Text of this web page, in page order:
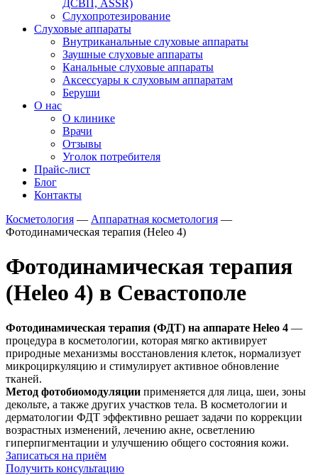
ДСВП, ASSR)
Слухопротезирование
Слуховые аппараты
Внутриканальные слуховые аппараты
Заушные слуховые аппараты
Канальные слуховые аппараты
Аксессуары к слуховым аппаратам
Беруши
О нас
О клинике
Врачи
Отзывы
Уголок потребителя
Прайс-лист
Блог
Контакты
Косметология — Аппаратная косметология —
Фотодинамическая терапия (Heleo 4)
Фотодинамическая терапия
(Heleo 4) в Севастополе
Фотодинамическая терапия (ФДТ) на аппарате Heleo 4 —
процедура в косметологии, которая мягко активирует
природные механизмы восстановления клеток, нормализует
микроциркуляцию и стимулирует активное обновление
тканей.
Метод фотобиомодуляции применяется для лица, шеи, зоны
декольте, а также других участков тела. В косметологии и
дерматологии ФДТ эффективно решает задачи по коррекции
возрастных изменений, лечению акне, осветлению
гиперпигментации и улучшению общего состояния кожи.
Записаться на приём
Получить консультацию